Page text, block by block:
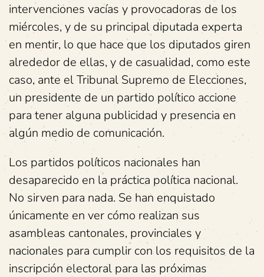
intervenciones vacías y provocadoras de los
miércoles, y de su principal diputada experta
en mentir, lo que hace que los diputados giren
alrededor de ellas, y de casualidad, como este
caso, ante el Tribunal Supremo de Elecciones,
un presidente de un partido político accione
para tener alguna publicidad y presencia en
algún medio de comunicación.
Los partidos políticos nacionales han
desaparecido en la práctica política nacional.
No sirven para nada. Se han enquistado
únicamente en ver cómo realizan sus
asambleas cantonales, provinciales y
nacionales para cumplir con los requisitos de la
inscripción electoral para las próximas